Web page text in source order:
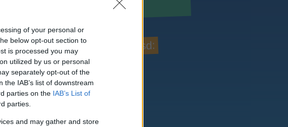
of your personal or
below opt-out section to
is processed you may
utilized by us or personal
separately opt-out of the
IAB’s list of downstream
parties on the IAB’s List of
parties.
and may gather and store
Javaslom, hogy kövesd:
Archívum
2014 december